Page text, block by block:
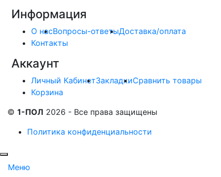
Информация
О насВопросы-ответыДоставка/оплата
Контакты
Аккаунт
Личный КабинетЗакладкиСравнить товары
Корзина
© 1-ПОЛ 2026 - Все права защищены
Политика конфиденциальности
Меню